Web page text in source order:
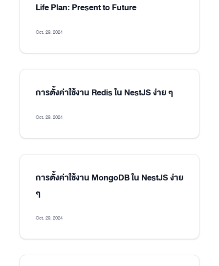
Life Plan: Present to Future
Oct. 29, 2024
การตั้งค่าใช้งาน Redis ใน NestJS ง่าย ๆ
Oct. 29, 2024
การตั้งค่าใช้งาน MongoDB ใน NestJS ง่าย
ๆ
Oct. 29, 2024